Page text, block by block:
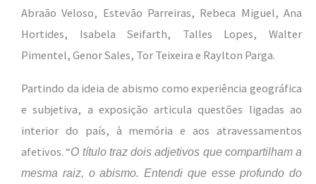
Abraão Veloso, Estevão Parreiras, Rebeca Miguel, Ana
Hortides, Isabela Seifarth, Talles Lopes, Walter
Pimentel, Genor Sales, Tor Teixeira e Raylton Parga.
Partindo da ideia de abismo como experiência geográfica
e subjetiva, a exposição articula questões ligadas ao
interior do país, à memória e aos atravessamentos
afetivos. “O título traz dois adjetivos que compartilham a
mesma raiz, o abismo. Entendi que esse profundo do